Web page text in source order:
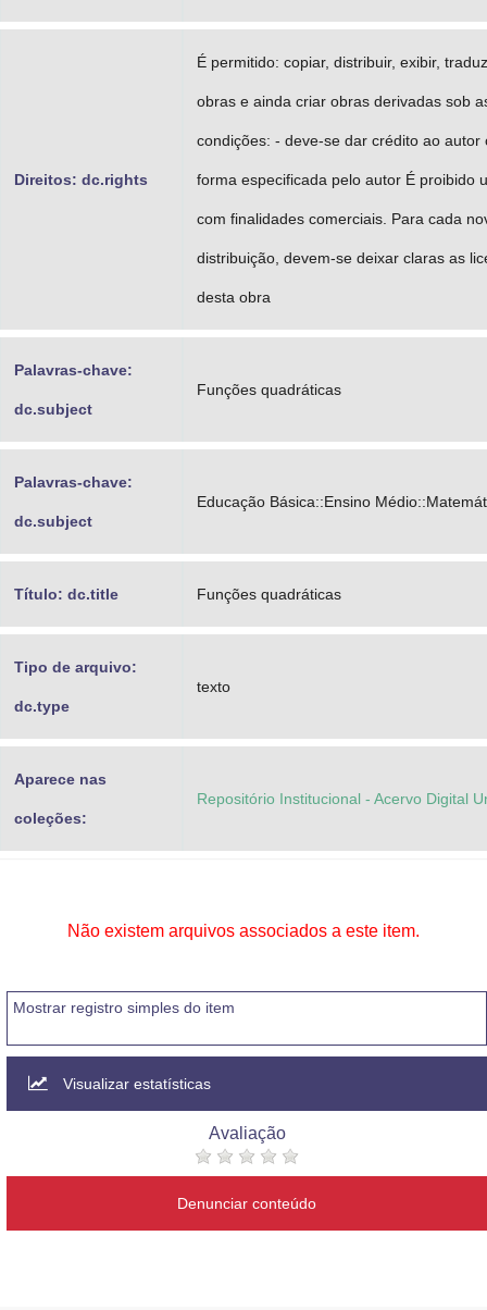
Direitos: dc.rights
É permitido: copiar, distribuir, exibir,
obras e ainda criar obras derivadas sob
condições: - deve-se dar crédito ao autor
forma especificada pelo autor É proibido
com finalidades comerciais. Para cada
distribuição, devem-se deixar claras as
desta obra
Palavras-chave:
dc.subject
Funções quadráticas
Palavras-chave:
dc.subject
Educação Básica::Ensino
Título: dc.title Funções quadráticas
Tipo de arquivo:
dc.type
texto
Aparece nas
coleções:
Repositório Institucional - Acervo Digital
Não existem arquivos associados a este item.
Mostrar registro simples do item
Visualizar estatísticas
Avaliação
Denunciar conteúdo